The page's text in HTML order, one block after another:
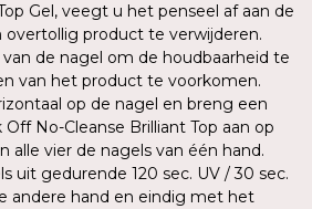
Gel, veegt u het penseel af aan de
overtollig product te verwijderen.
de nagel om de houdbaarheid te
van het product te voorkomen.
op de nagel en breng een
No-Cleanse Brilliant Top aan op
alle vier de nagels van één hand.
uit gedurende 120 sec. UV / 30 sec.
andere hand en eindig met het